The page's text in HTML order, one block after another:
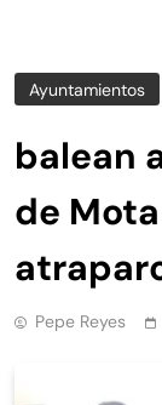
Ayuntamientos
balean
de
Pepe Reyes